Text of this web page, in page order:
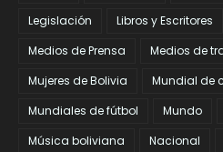
Legislación
Libros y Escritores
Medios de Prensa
Medios de
Mujeres de Bolivia
Mundial de
Mundiales de fútbol
Mundo
Música boliviana
Nacional